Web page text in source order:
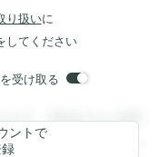
り扱いに
してください
受け取る
す。登録すると回答
回答を閲覧すること
ントで